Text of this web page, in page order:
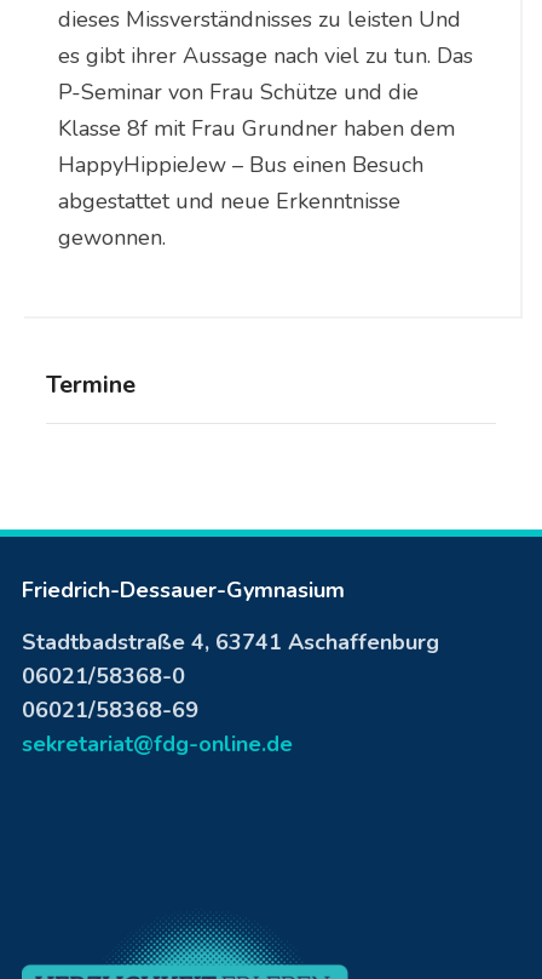
Termine
dieses Missverständnisses zu leisten Und
es gibt ihrer Aussage nach viel zu tun. Das
P-Seminar von Frau Schütze und die
Klasse 8f mit Frau Grundner haben dem
HappyHippieJew – Bus einen Besuch
abgestattet und neue Erkenntnisse
gewonnen.
Friedrich-Dessauer-Gymnasium
Stadtbadstraße 4, 63741 Aschaffenburg
06021/58368-0
06021/58368-69
sekretariat@fdg-online.de